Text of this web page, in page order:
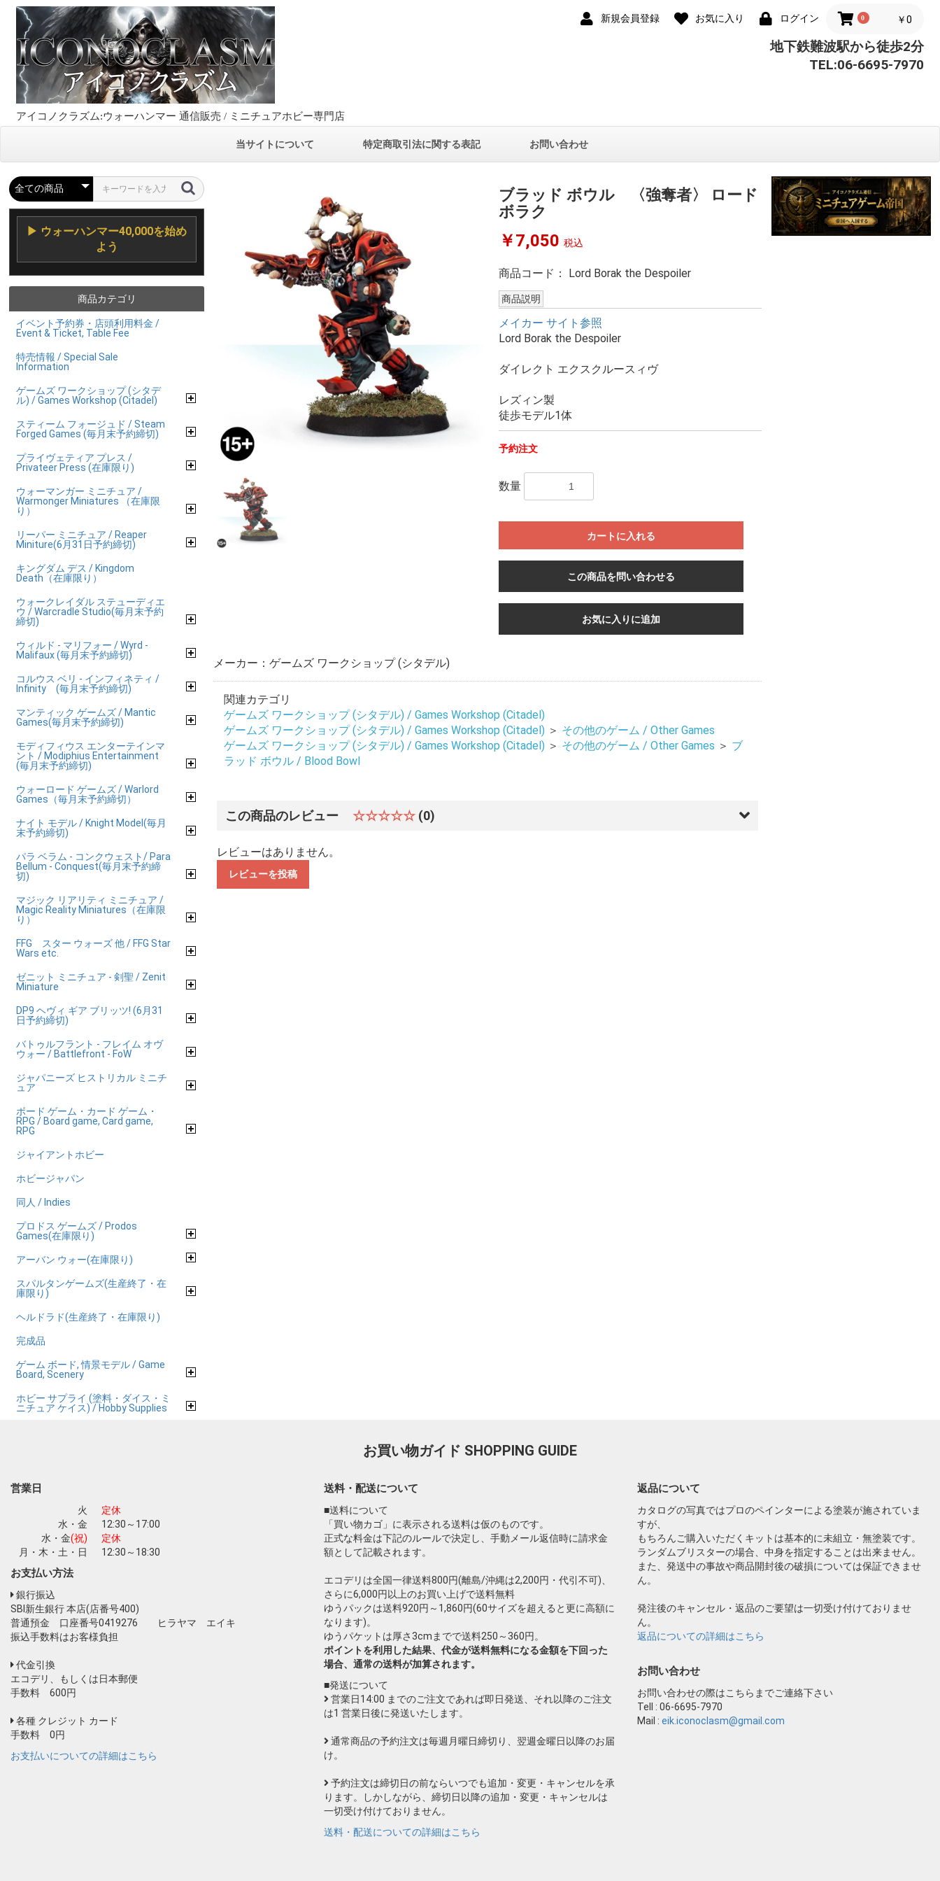
新規会員登録 お気に入り ログイン 0 ￥0
アイコノクラズム:ウォーハンマー 通信販売 / ミニチュアホビー専門店
地下鉄難波駅から徒歩2分
TEL:06-6695-7970
当サイトについて 特定商取引法に関する表記 お問い合わせ
▶ ウォーハンマー40,000を始め
よう
商品カテゴリ
イベント予約券・店頭利用料金 /
Event & Ticket, Table Fee
特売情報 / Special Sale
Information
ゲームズ ワークショップ (シタデ
ル) / Games Workshop (Citadel)
スティーム フォージュド / Steam
Forged Games (毎月末予約締切)
プライヴェティア プレス /
Privateer Press (在庫限り)
ウォーマンガー ミニチュア /
Warmonger Miniatures （在庫限
り）
リーパー ミニチュア / Reaper
Miniture(6月31日予約締切)
キングダム デス / Kingdom
Death（在庫限り）
ウォークレイダル ステューディエ
ウ / Warcradle Studio(毎月末予約
締切)
ウィルド - マリフォー / Wyrd -
Malifaux (毎月末予約締切)
コルウス ベリ - インフィネティ /
Infinity (毎月末予約締切)
マンティック ゲームズ / Mantic
Games(毎月末予約締切)
モディフィウス エンターテインマ
ント / Modiphius Entertainment
(毎月末予約締切)
ウォーロード ゲームズ / Warlord
Games（毎月末予約締切）
ナイト モデル / Knight Model(毎月
末予約締切)
パラ ベラム - コンクウェスト/ Para
Bellum - Conquest(毎月末予約締
切)
マジック リアリティ ミニチュア /
Magic Reality Miniatures（在庫限
り）
FFG スター ウォーズ 他 / FFG Star
Wars etc.
ゼニット ミニチュア - 剣聖 / Zenit
Miniature
DP9 ヘヴィ ギア ブリッツ! (6月31
日予約締切)
バトゥルフラント - フレイム オヴ
ウォー / Battlefront - FoW
ジャパニーズ ヒストリカル ミニチ
ュア
ボード ゲーム・カード ゲーム・
RPG / Board game, Card game,
RPG
ジャイアントホビー
ホビージャパン
同人 / Indies
プロドス ゲームズ / Prodos
Games(在庫限り)
アーバン ウォー(在庫限り)
スパルタンゲームズ(生産終了・在
庫限り)
ヘルドラド(生産終了・在庫限り)
完成品
ゲーム ボード, 情景モデル / Game
Board, Scenery
ホビー サプライ (塗料・ダイス・ミ
ニチュア ケイス) / Hobby Supplies
ブラッド ボウル 〈強奪者〉 ロード
ボラク
￥7,050 税込
商品コード： Lord Borak the Despoiler
商品説明
メイカー サイト参照
Lord Borak the Despoiler
ダイレクト エクスクルースィヴ
レズィン製
徒歩モデル1体
予約注文
数量
カートに入れる
この商品を問い合わせる
お気に入りに追加
メーカー：ゲームズ ワークショップ (シタデル)
関連カテゴリ
ゲームズ ワークショップ (シタデル) / Games Workshop (Citadel)
ゲームズ ワークショップ (シタデル) / Games Workshop (Citadel) ＞ その他のゲーム / Other Games
ゲームズ ワークショップ (シタデル) / Games Workshop (Citadel) ＞ その他のゲーム / Other Games ＞ ブ
ラッド ボウル / Blood Bowl
この商品のレビュー ☆☆☆☆☆ (0)
レビューはありません。
レビューを投稿
お買い物ガイド SHOPPING GUIDE
営業日
火
定休
水・金
12:30～17:00
水・金(祝)
定休
月・木・土・日
12:30～18:30
お支払い方法
銀行振込
SBI新生銀行 本店(店番号400)
普通預金 口座番号0419276 ヒラヤマ エイキ
振込手数料はお客様負担
代金引換
エコデリ、もしくは日本郵便
手数料 600円
各種 クレジット カード
手数料 0円
お支払いについての詳細はこちら
送料・配送について
■送料について
「買い物カゴ」に表示される送料は仮のものです。
正式な料金は下記のルールで決定し、手動メール返信時に請求金
額として記載されます。
エコデリは全国一律送料800円(離島/沖縄は2,200円・代引不可)、
さらに6,000円以上のお買い上げで送料無料
ゆうパックは送料920円～1,860円(60サイズを超えると更に高額に
なります)。
ゆうパケットは厚さ3cmまでで送料250～360円。
ポイントを利用した結果、代金が送料無料になる金額を下回った
場合、通常の送料が加算されます。
■発送について
営業日14:00 までのご注文であれば即日発送、それ以降のご注文
は1 営業日後に発送いたします。
通常商品の予約注文は毎週月曜日締切り、翌週金曜日以降のお届
け。
予約注文は締切日の前ならいつでも追加・変更・キャンセルを承
ります。しかしながら、締切日以降の追加・変更・キャンセルは
一切受け付けておりません。
送料・配送についての詳細はこちら
返品について
カタログの写真ではプロのペインターによる塗装が施されていま
すが、
もちろんご購入いただくキットは基本的に未組立・無塗装です。
ランダムブリスターの場合、中身を指定することは出来ません。
また、発送中の事故や商品開封後の破損については保証できませ
ん。
発注後のキャンセル・返品のご要望は一切受け付けておりませ
ん。
返品についての詳細はこちら
お問い合わせ
お問い合わせの際はこちらまでご連絡下さい
Tell : 06-6695-7970
Mail : eik.iconoclasm@gmail.com